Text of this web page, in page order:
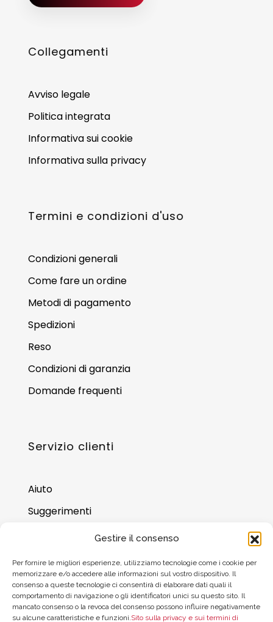
Gestire il consenso
Per fornire le migliori esperienze, utilizziamo tecnologie come i cookie per
memorizzare e/o accedere alle informazioni sul vostro dispositivo. Il
consenso a queste tecnologie ci consentirà di elaborare dati quali il
comportamento di navigazione o gli identificatori unici su questo sito. Il
mancato consenso o la revoca del consenso possono influire negativamente
su alcune caratteristiche e funzioni.Sito sulla privacy e sui termini di
Collegamenti
Avviso legale
Politica integrata
Informativa sui cookie
Informativa sulla privacy
Termini e condizioni d'uso
Condizioni generali
Come fare un ordine
Metodi di pagamento
Spedizioni
Reso
Condizioni di garanzia
Domande frequenti
Servizio clienti
Aiuto
Suggerimenti